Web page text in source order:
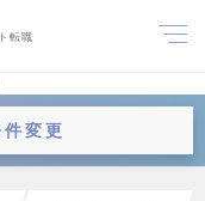
転職
件変更